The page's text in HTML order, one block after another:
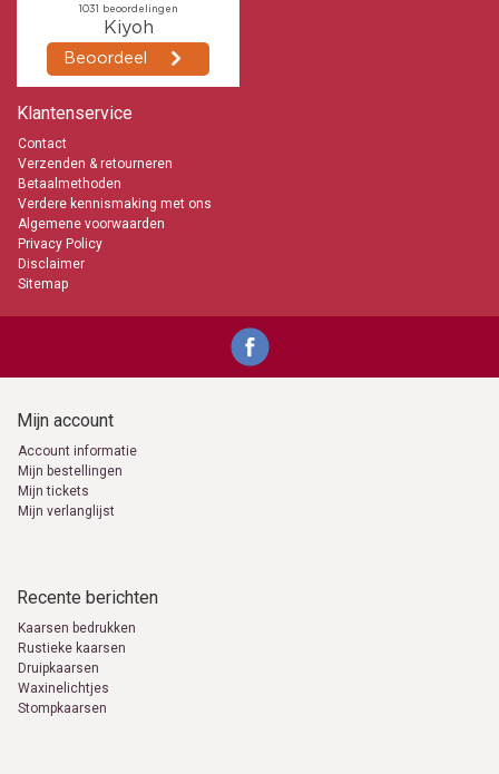
Klantenservice
Contact
Verzenden & retourneren
Betaalmethoden
Verdere kennismaking met ons
Algemene voorwaarden
Privacy Policy
Disclaimer
Sitemap
Mijn account
Account informatie
Mijn bestellingen
Mijn tickets
Mijn verlanglijst
Recente berichten
Kaarsen bedrukken
Rustieke kaarsen
Druipkaarsen
Waxinelichtjes
Stompkaarsen